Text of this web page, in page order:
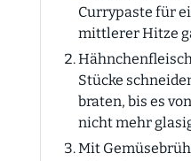
Currypaste für
mittlerer Hitze
Stücke
braten, bis es
nicht mehr
Mit